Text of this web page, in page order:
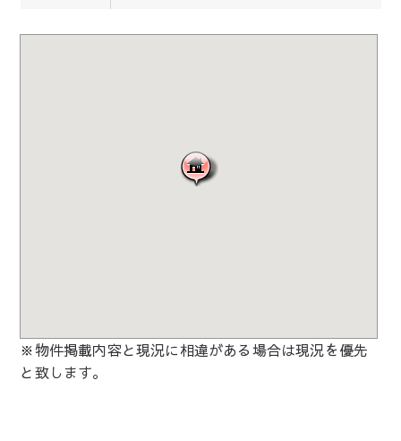
※物件掲載内容と現況に相違がある場合は現況を優先
と致します。